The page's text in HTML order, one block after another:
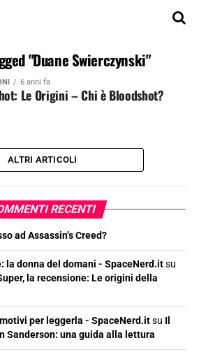
"Duane Swierczynski"
6 anni fa
Le Origini – Chi è Bloodshot?
ALTRI ARTICOLI
RECENTI
ad Assassin’s Creed?
la donna del domani - SpaceNerd.itsu
la recensione: Le origini della
per leggerla - SpaceNerd.itsu Il
Sanderson: una guida alla lettura